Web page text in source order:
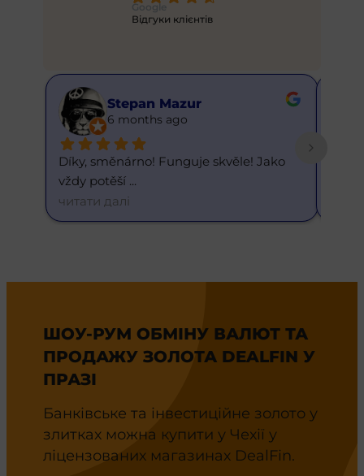
Google
Відгуки клієнтів
Stepan Mazur
6 months ago
Díky, směnárno! Funguje skvěle! Jako
vždy potěší ...
читати далі
ШОУ-РУМ ОБМІНУ ВАЛЮТ ТА
ПРОДАЖУ ЗОЛОТА DEALFIN У
ПРАЗІ
Банківське та інвестиційне золото у
злитках можна купити у Чехії у
ліцензованих магазинах DealFin.